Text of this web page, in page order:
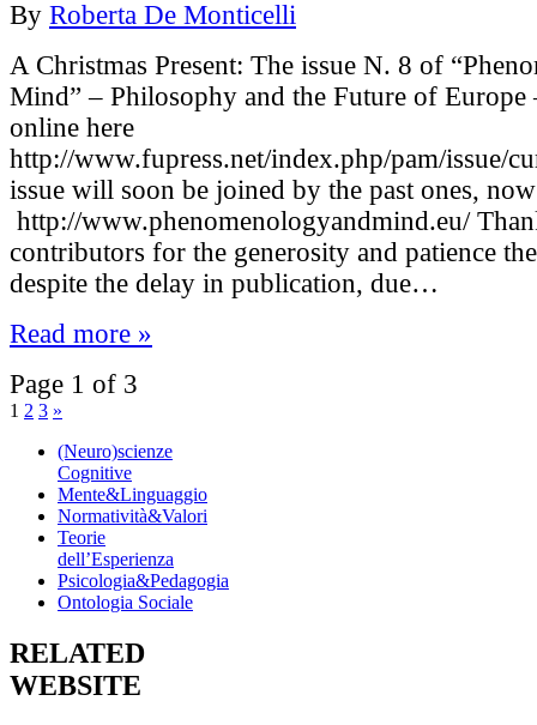
By Roberta De Monticelli
A Christmas Present: The issue N. 8 of
Mind” – Philosophy and the Future of Europe
online here
http://www.fupress.net/index.php/pam/issue/
issue will soon be joined by the past ones,
http://www.phenomenologyandmind.eu/
contributors for the generosity and patience
despite the delay in publication, due…
Read more »
Page 1 of 3
1 2 3 »
(Neuro)scienze
Cognitive
Mente&Linguaggio
Normatività&Valori
Teorie
dell’Esperienza
Psicologia&Pedagogia
Ontologia Sociale
RELATED
WEBSITE